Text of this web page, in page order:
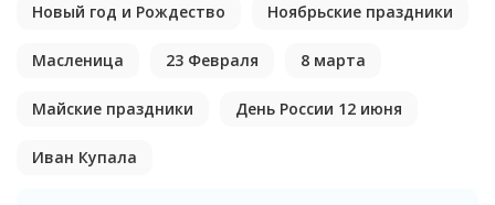
Новый год и Рождество Ноябрьские праздники
Масленица 23 Февраля 8 марта
Майские праздники День России 12 июня
Иван Купала